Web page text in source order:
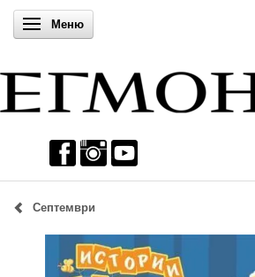
Включи навигацията
Меню
Септември